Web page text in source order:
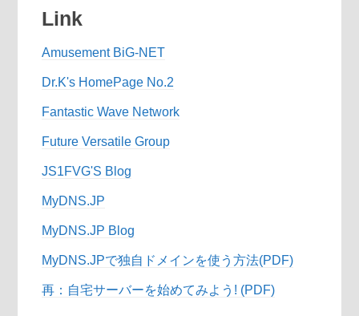
Link
Amusement BiG-NET
Dr.K's HomePage No.2
Fantastic Wave Network
Future Versatile Group
JS1FVG'S Blog
MyDNS.JP
MyDNS.JP Blog
MyDNS.JPで独自ドメインを使う方法(PDF)
再：自宅サーバーを始めてみよう! (PDF)